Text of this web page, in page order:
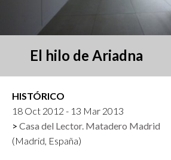
El hilo de Ariadna
HISTÓRICO
18 Oct 2012 - 13 Mar 2013
Casa del Lector. Matadero Madrid
(Madrid, España)